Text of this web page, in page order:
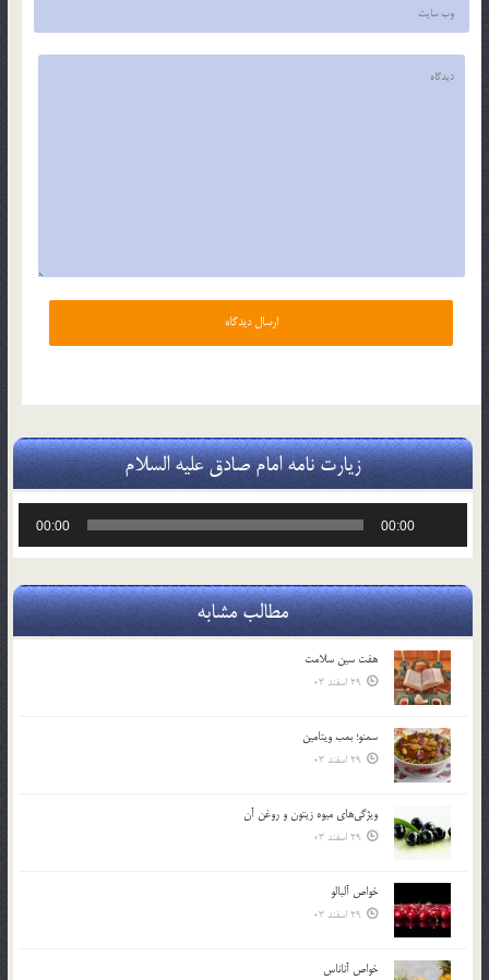
زیارت نامه امام صادق علیه السلام
00:00
00:00
مطالب مشابه
هفت سين سلامت
29 اسفند 03
سمنو؛ بمب ويتامين
29 اسفند 03
ويژگي‌هاي ميوه زيتون و روغن آن
29 اسفند 03
خواص آلبالو
29 اسفند 03
خواص آناناس